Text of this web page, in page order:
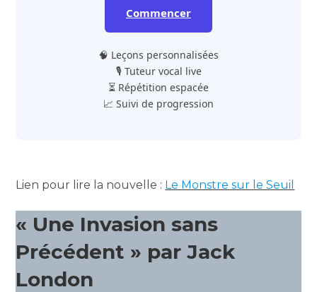
Commencer
🧠 Leçons personnalisées
🎙️ Tuteur vocal live
⏳ Répétition espacée
📈 Suivi de progression
Lien pour lire la nouvelle : Le Monstre sur le Seuil
« Une Invasion sans
Précédent » par Jack
London